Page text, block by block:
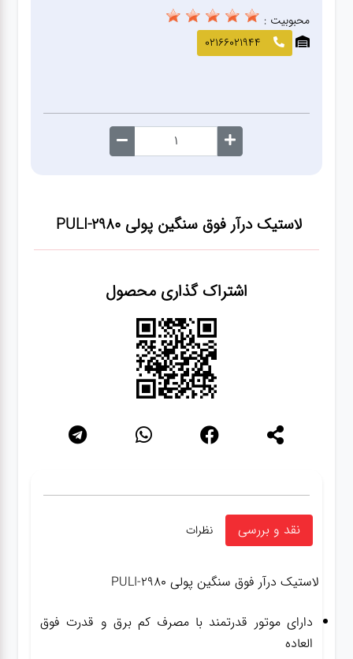
صافکاری
و نقاشی
کارواش
معاینه
فنی
لاستیک درآر فوق سنگین پولی PULI-2980
اشتراک گذاری محصول
محبوبیت :
02166021944
نقد و بررسی نظرات
لاستیک درآر فوق سنگین پولی PULI-2980
دارای موتور قدرتمند با مصرف کم برق و قدرت فوق
العاده